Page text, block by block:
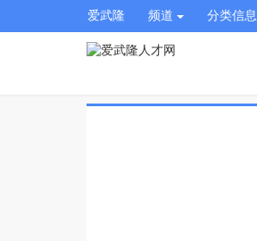
爱武隆 频道 分类信息